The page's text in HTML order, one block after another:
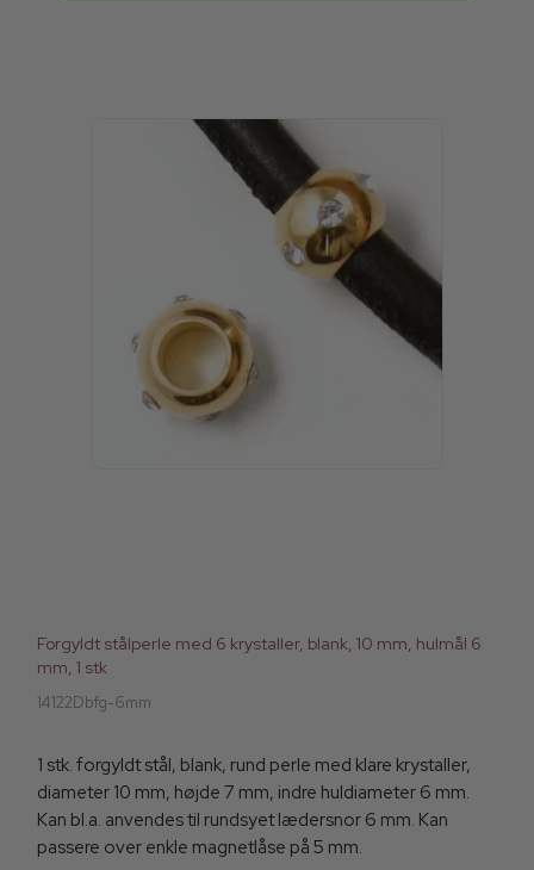
Forgyldt stålperle med 6 krystaller, blank, 10 mm, hulmål 6
mm, 1 stk
14122Dbfg-6mm
1 stk. forgyldt stål, blank, rund perle med klare krystaller,
diameter 10 mm, højde 7 mm, indre huldiameter 6 mm.
Kan bl.a. anvendes til rundsyet lædersnor 6 mm. Kan
passere over enkle magnetlåse på 5 mm.